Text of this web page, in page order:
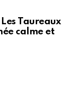
Taureaux
calme et